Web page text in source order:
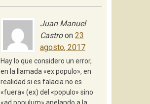
Juan Manuel
Castroon 23
agosto, 2017
Hay lo que considero un error,
en la llamada «ex populo», en
realidad si es falacia no es
«fuera» (ex) del «populo» sino